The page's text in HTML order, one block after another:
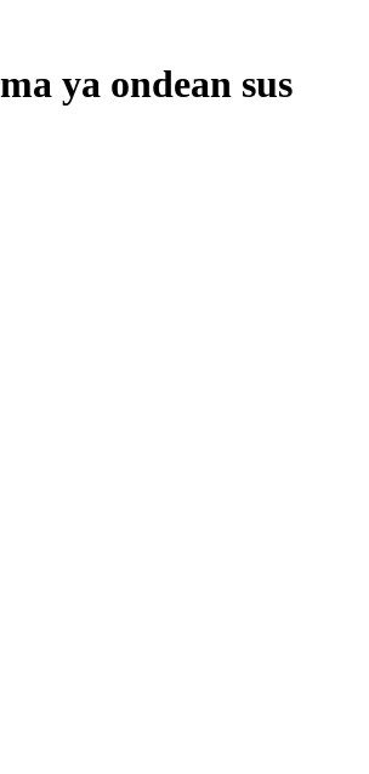
ya ondean sus